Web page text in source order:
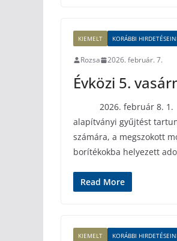
KIEMELT KORÁBBI
Rozsa 2026. február. 7.
Évközi 5.
2026. február 8.
alapítványi gyűjtést
számára, a megszokott
borítékokba helyezett
Read More
KIEMELT KORÁBBI